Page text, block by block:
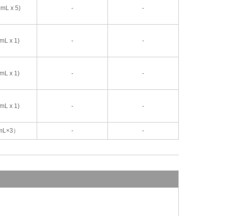
x 5) - -
x 1) - -
x 1) - -
x 1) - -
） - -